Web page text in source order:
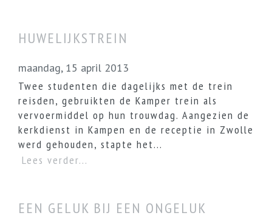
HUWELIJKSTREIN
maandag, 15 april 2013
Twee studenten die dagelijks met de trein
reisden, gebruikten de Kamper trein als
vervoermiddel op hun trouwdag. Aangezien de
kerkdienst in Kampen en de receptie in Zwolle
werd gehouden, stapte het...
Lees verder...
EEN GELUK BIJ EEN ONGELUK